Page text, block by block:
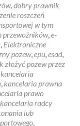
,dobry prawnik
roszczeń
w tym
przewoźników,e-
, Elektroniczne
pozew,epu,esad,
złożyć pozew przez
kancelaria
, kancelaria prawna
prawo
kancelaria radcy
lub
,